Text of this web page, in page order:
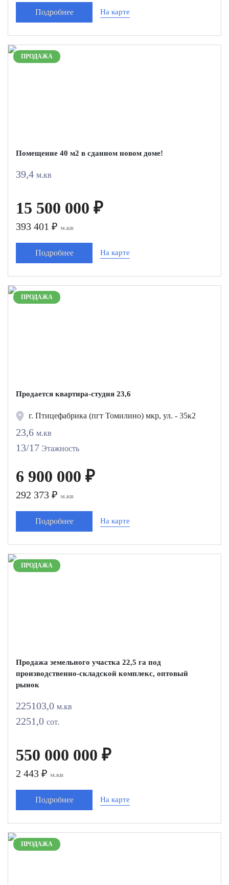
Подробнее На карте
ПРОДАЖА
Помещение 40 м2 в сданном новом доме!
39,4 м.кв
15 500 000 ₽
393 401 ₽ м.кв
Подробнее На карте
ПРОДАЖА
Продается квартира-студия 23,6
г. Птицефабрика (пгт Томилино) мкр, ул. - 35к2
23,6 м.кв
13/17 Этажность
6 900 000 ₽
292 373 ₽ м.кв
Подробнее На карте
ПРОДАЖА
Продажа земельного участка 22,5 га под
производственно-складской комплекс, оптовый
рынок
225103,0 м.кв
2251,0 сот.
550 000 000 ₽
2 443 ₽ м.кв
Подробнее На карте
ПРОДАЖА